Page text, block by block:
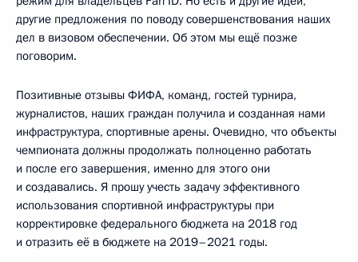
другие предложения по поводу совершенствования наших
дел в визовом обеспечении. Об этом мы ещё позже
поговорим.
Позитивные отзывы ФИФА, команд, гостей турнира,
журналистов, наших граждан получила и созданная нами
инфраструктура, спортивные арены. Очевидно, что объекты
чемпионата должны продолжать полноценно работать
и после его завершения, именно для этого они
и создавались. Я прошу учесть задачу эффективного
использования спортивной инфраструктуры при
корректировке федерального бюджета на 2018 год
и отразить её в бюджете на 2019–2021 годы.